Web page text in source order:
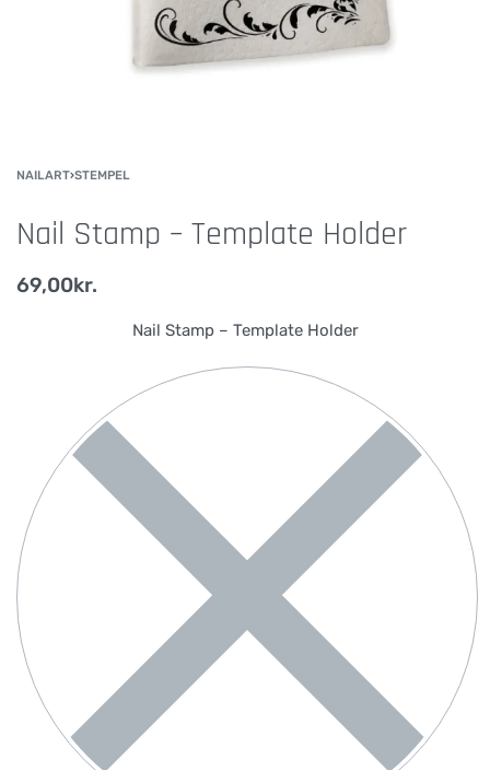
NAILART›STEMPEL
Nail Stamp – Template Holder
69,00kr.
Nail Stamp – Template Holder